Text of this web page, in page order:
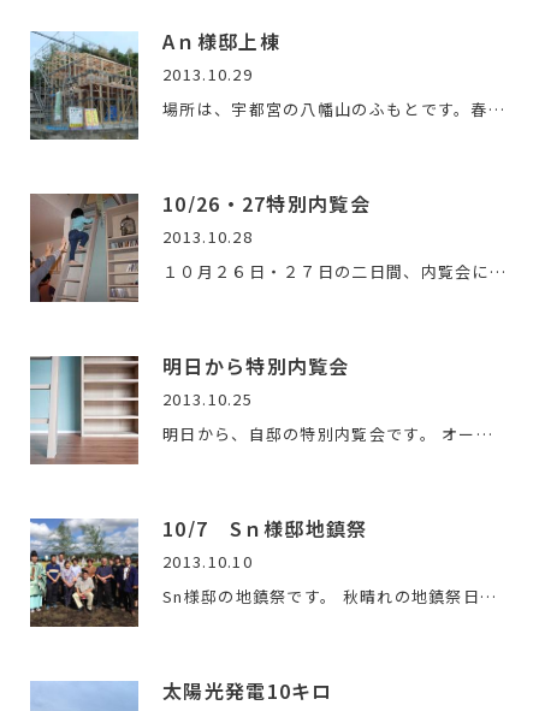
Aｎ様邸上棟
2013.10.29
場所は、宇都宮の八幡山のふもとです。春は、お花見が散歩がて…
10/26・27特別内覧会
2013.10.28
１０月２６日・２７日の二日間、内覧会にお越しいただいた皆さ…
明日から特別内覧会
2013.10.25
明日から、自邸の特別内覧会です。 オーナーさん、ユーザーさ…
10/7 Sｎ様邸地鎮祭
2013.10.10
Sn様邸の地鎮祭です。 秋晴れの地鎮祭日和。空がとっても綺麗…
太陽光発電10キロ